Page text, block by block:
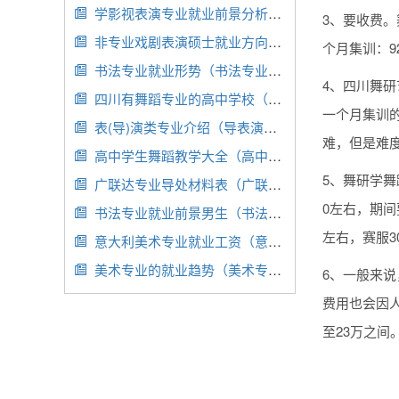
 学影视表演专业就业前景分析（影视表演专业就业情况）
 非专业戏剧表演硕士就业方向（非专业戏剧表演硕士就业方向有哪些）
 书法专业就业形势（书法专业就业前景分析）
 四川有舞蹈专业的高中学校（四川省舞蹈学校是高中还是大学）
 表(导)演类专业介绍（导表演是什么）
 高中学生舞蹈教学大全（高中学生舞蹈教学大全视频）
 广联达专业导处材料表（广联达怎么导材料表）
 书法专业就业前景男生（书法专业的学生就业方向）
 意大利美术专业就业工资（意大利美术专业就业工资多少）
 美术专业的就业趋势（美术专业的就业趋势分析）
3、要收费
个月集训：
4、四川舞
一个月集训
难，但是难
5、舞研学
0左右，期
左右，赛服
6、一般来
费用也会因
至23万之间